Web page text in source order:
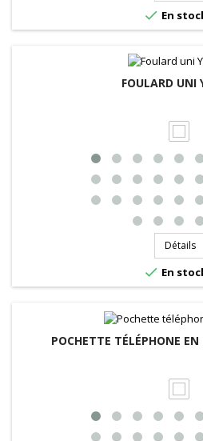
 En
FOULARD UNI
Détails
 En
POCHETTE TÉLÉPHONE